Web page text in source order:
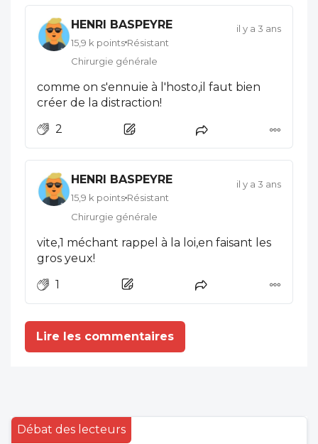
HENRI BASPEYRE
15,9 k points Résistant
Chirurgie générale
il y a 3 ans
comme on s'ennuie à l'hosto,il faut bien
créer de la distraction!
2
HENRI BASPEYRE
15,9 k points Résistant
Chirurgie générale
il y a 3 ans
vite,1 méchant rappel à la loi,en faisant les
gros yeux!
1
Lire les commentaires
Débat des lecteurs